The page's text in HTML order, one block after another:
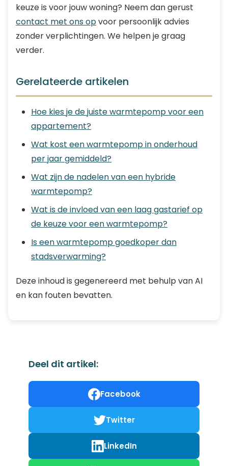
keuze is voor jouw woning? Neem dan gerust
contact met ons opvoor persoonlijk advies
zonder verplichtingen. We helpen je graag
verder.
Gerelateerde artikelen
Hoe kies je de juiste warmtepomp voor een
appartement?
Wat kost een warmtepomp in onderhoud
per jaar gemiddeld?
Wat zijn de nadelen van een hybride
warmtepomp?
Wat is de invloed van een laag gastarief op
de keuze voor een warmtepomp?
Is een warmtepomp goedkoper dan
stadsverwarming?
Deze inhoud is gegenereerd met behulp van AI
en kan fouten bevatten.
Deel dit artikel:
Facebook
Twitter
LinkedIn